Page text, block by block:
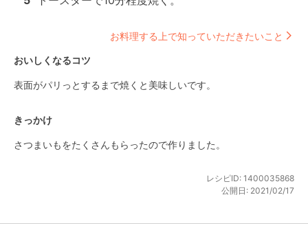
お料理する上で知っていただきたいこと
おいしくなるコツ
表面がパリっとするまで焼くと美味しいです。
きっかけ
さつまいもをたくさんもらったので作りました。
レシピID: 1400035868
公開日: 2021/02/17